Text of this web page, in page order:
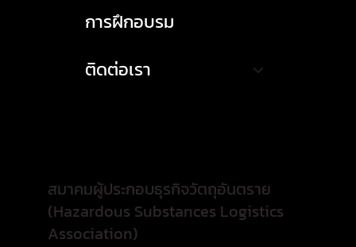
สมาคมผู้ประกอบธุรกิจวัตถุอันตราย
(Hazardous Substances Logistics
Association)
การฝึกอบรม
ติดต่อเรา